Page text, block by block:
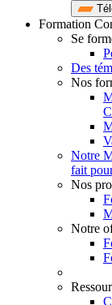
Formation
Se
Des
Nos
Notre
fait
Nos
Notre